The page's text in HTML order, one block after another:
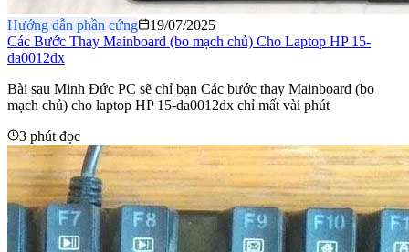
Hướng dẫn phần cứng
19/07/2025
Các Bước Thay Mainboard (bo mạch chủ) Cho Laptop HP 15-
da0012dx
Bài sau Minh Đức PC sẽ chỉ bạn Các bước thay Mainboard (bo
mạch chủ) cho laptop HP 15-da0012dx chỉ mất vài phút
3 phút đọc